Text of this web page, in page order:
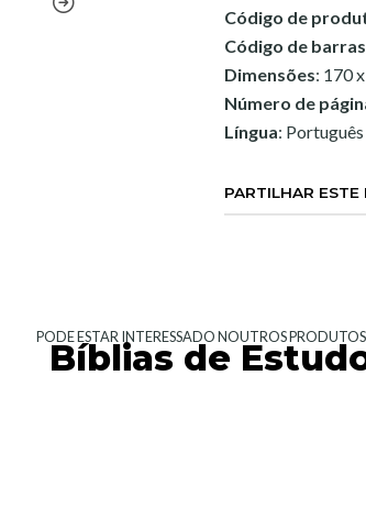
Código de
Código de barras
Dimensões: 170
Número de
Língua: Português
PARTILHAR ESTE
PODE ESTAR INTERESSADO NOUTROS
Bíblias de